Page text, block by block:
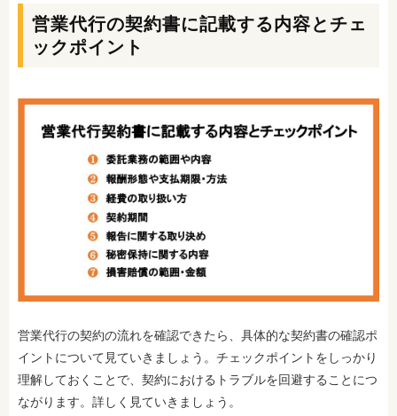
営業代行の契約書に記載する内容とチェ
ックポイント
営業代行の契約の流れを確認できたら、具体的な契約書の確認ポ
イントについて見ていきましょう。チェックポイントをしっかり
理解しておくことで、契約におけるトラブルを回避することにつ
ながります。詳しく見ていきましょう。